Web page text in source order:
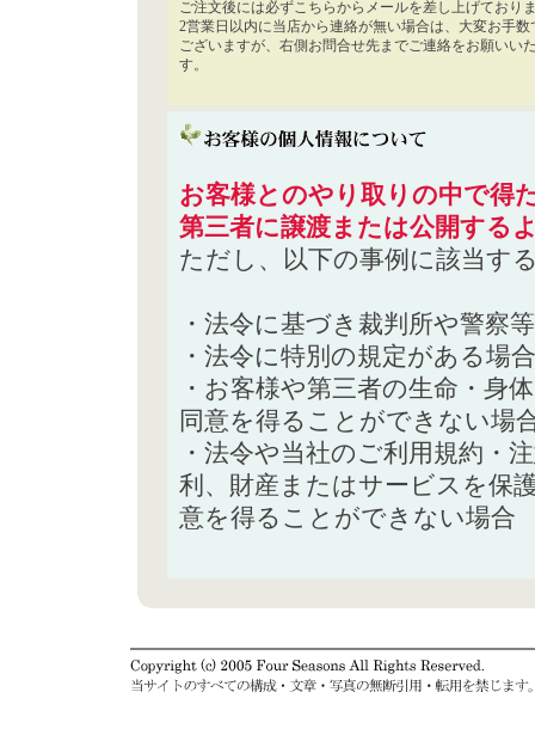
ご注文後には必ずこちらからメールを差し上げており
2営業日以内に当店から連絡が無い場合は、大変お手数
ございますが、右側お問合せ先までご連絡をお願いい
す。
お客様とのやり取りの中で得
第三者に譲渡または公開する
ただし、以下の事例に該当す
・法令に基づき裁判所や警察
・法令に特別の規定がある場合
・お客様や第三者の生命・身
同意を得ることができない場
・法令や当社のご利用規約・
利、財産またはサービスを保
意を得ることができない場合